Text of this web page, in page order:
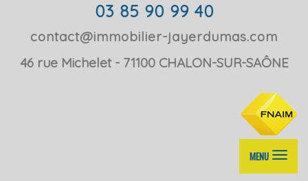
03 85 90 99 40
contact@immobilier-jayerdumas.com
46 rue Michelet
71100 CHALON-SUR-SAÔNE
MENU